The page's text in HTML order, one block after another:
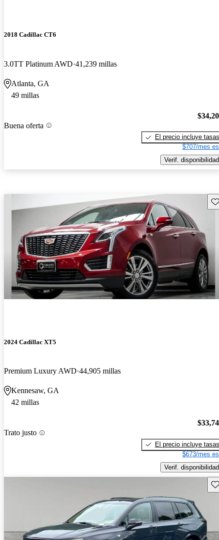
2018 Cadillac CT6
3.0TT Platinum AWD 41,239 millas
Atlanta, GA
49 millas
Buena oferta
El precio incluye tasas
$707/mes
Verif. disponibilidad
2024 Cadillac XT5
Premium Luxury AWD 44,905 millas
Kennesaw, GA
42 millas
Trato justo
El precio incluye tasas
$673/mes
Verif. disponibilidad